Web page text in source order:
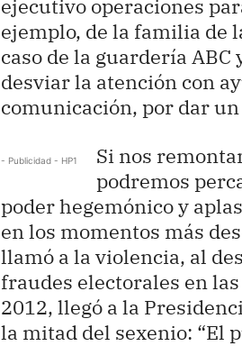
ejecutivo operaciones
ejemplo, de la familia de
caso de la guardería ABC
desviar la atención con
comunicación, por dar
- Publicidad - HP1
Si nos
podremos
poder hegemónico y
en los momentos más
llamó a la violencia, al
fraudes electorales en
2012, llegó a la
la mitad del sexenio: “El